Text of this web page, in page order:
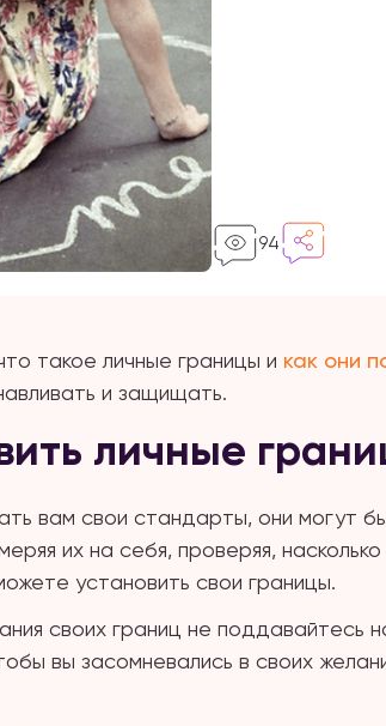
94
такое личные границы и как они
и защищать.
личные
вам свои стандарты, они могут
их на себя, проверяя,
установить свои границы.
своих границ не поддавайтесь
вы засомневались в своих